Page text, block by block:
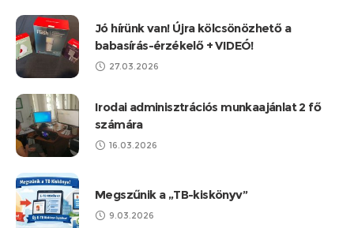
Jó hírünk van! Újra kölcsönözhető a
babasírás-érzékelő + VIDEÓ!
27.03.2026
Irodai adminisztrációs munkaajánlat 2 fő
számára
16.03.2026
Megszűnik a „TB-kiskönyv”
9.03.2026